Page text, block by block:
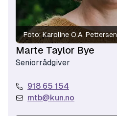
Foto:Karoline O.A. Pettersen
Marte Taylor Bye
Seniorrådgiver
918 65 154
mtb@kun.no